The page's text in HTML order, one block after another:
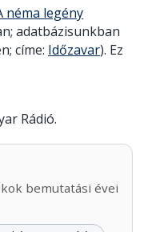
néma legény
adatbázisunkban
címe: Időzavar). Ez
Rádió.
bemutatási évei